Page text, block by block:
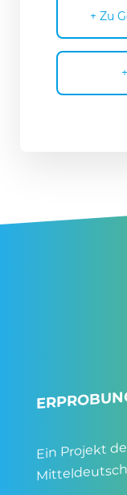
+ Zu
Ein Projekt